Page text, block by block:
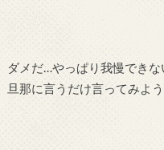
ダメだ…やっぱり我慢できな
旦那に言うだけ言ってみよう